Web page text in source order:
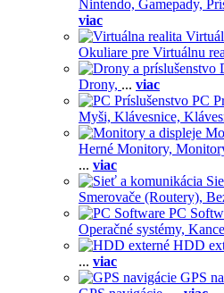
Nintendo, Gamepady,
viac
Okuliare pre Virtuálnu
Drony, ... viac
PC
Myši, Klávesnice,
Herné Monitory,
... viac
Smerovače (Routery),
PC
Operačné systémy,
HDD
... viac
GPS